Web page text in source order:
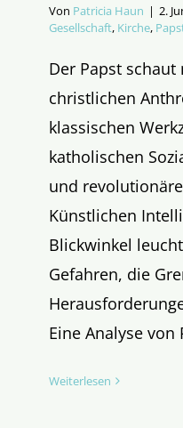
Von Patricia Haun | 2.
Gesellschaft, Kirche,
Der Papst
christlichen
klassischen
katholischen
und
Künstlichen
Blickwinkel
Gefahren, die
Eine Analyse
Weiterlesen